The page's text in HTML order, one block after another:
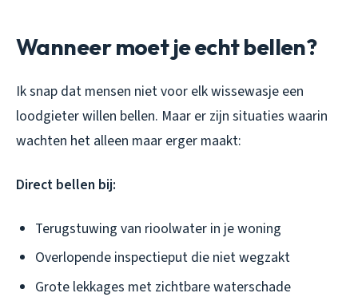
Wanneer moet je echt bellen?
Ik snap dat mensen niet voor elk wissewasje een
loodgieter willen bellen. Maar er zijn situaties waarin
wachten het alleen maar erger maakt:
Direct bellen bij:
Terugstuwing van rioolwater in je woning
Overlopende inspectieput die niet wegzakt
Grote lekkages met zichtbare waterschade